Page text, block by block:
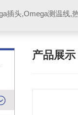
产品展示